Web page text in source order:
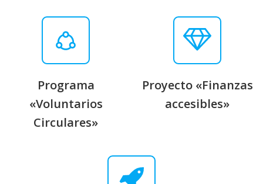
Programa
«Voluntarios
Circulares»
Proyecto «Finanzas
accesibles»